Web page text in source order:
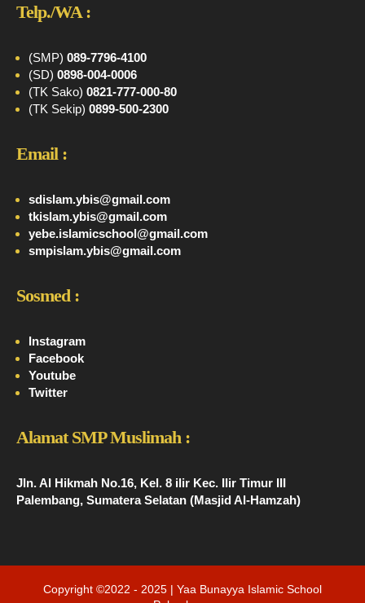
Telp./WA :
(SMP) 089-7796-4100
(SD) 0898-004-0006
(TK Sako) 0821-777-000-80
(TK Sekip) 0899-500-2300
Email :
sdislam.ybis@gmail.com
tkislam.ybis@gmail.com
yebe.islamicschool@gmail.com
smpislam.ybis@gmail.com
Sosmed :
Instagram
Facebook
Youtube
Twitter
Alamat SMP Muslimah :
Jln. Al Hikmah No.16, Kel. 8 ilir Kec. Ilir Timur III
Palembang, Sumatera Selatan (Masjid Al-Hamzah)
Copyright ©2022 - 2025 | Yaa Bunayya Islamic School